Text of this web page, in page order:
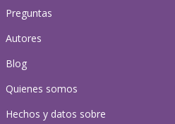
Preguntas
Autores
Blog
Quienes somos
Hechos y datos sobre